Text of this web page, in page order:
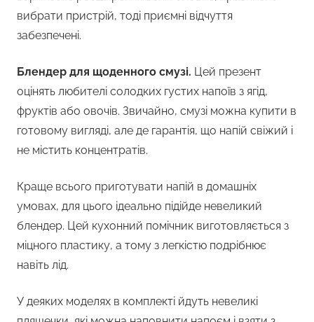
вибрати пристрій, тоді приємні відчуття
забезпечені.
Блендер для щоденного смузі. Цей презент
оцінять любителі солодких густих напоїв з ягід,
фруктів або овочів. Звичайно, смузі можна купити в
готовому вигляді, але де гарантія, що напій свіжий і
не містить концентратів.
Краще всього приготувати напій в домашніх
умовах, для цього ідеально підійде невеликий
блендер. Цей кухонний помічник виготовляється з
міцного пластику, а тому з легкістю подрібнює
навіть лід.
У деяких моделях в комплекті йдуть невеликі